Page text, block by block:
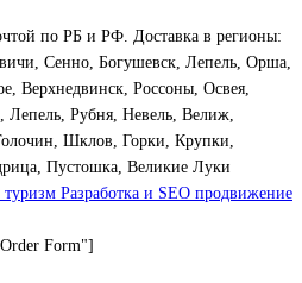
по РБ и РФ. Доставка в регионы:
Сенно, Богушевск, Лепель, Орша,
Верхнедвинск, Россоны, Освея,
Рубня, Невель, Велиж,
Шклов, Горки, Крупки,
Пустошка, Великие Луки
Разработка и SEO продвижение
Form"]